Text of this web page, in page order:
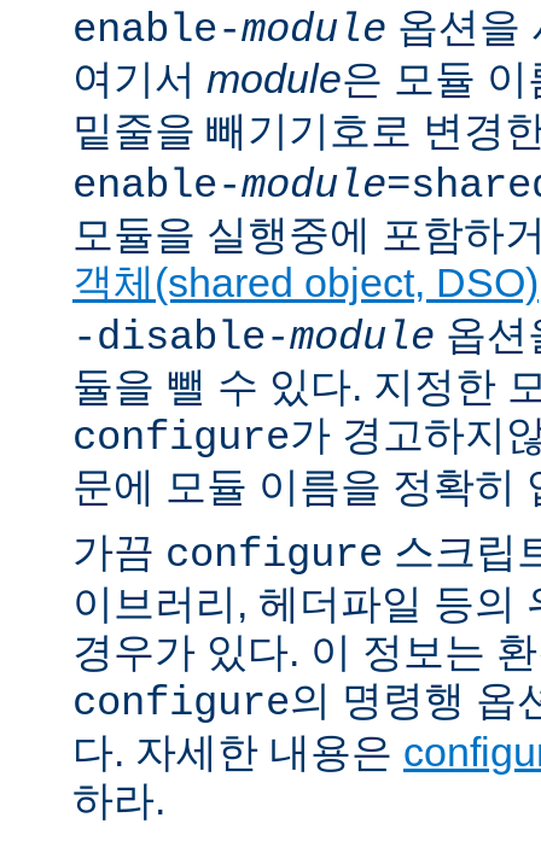
enable-module 옵션을
여기서 module은 모듈
밑줄을 빼기기호로 변경
enable-module
모듈을 실행중에 포함하
객체(shared object, DSO)
-disable-module 옵션
듈을 뺄 수 있다. 지정한
configure가 경고하지
문에 모듈 이름을 정확히
가끔 configure 스크립
이브러리, 헤더파일 등의
경우가 있다. 이 정보는
configure의 명령행 옵
다. 자세한 내용은
하라.